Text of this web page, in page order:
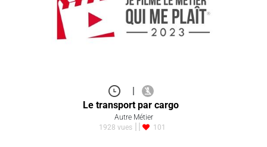
|
Le transport par cargo
Autre Métier
1928 vues
101